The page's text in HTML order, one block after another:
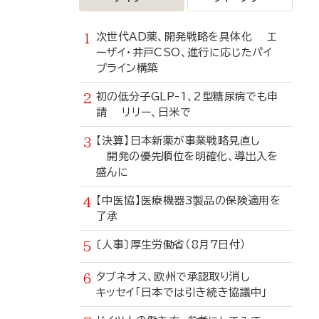
次世代AD薬、開発戦略を具体化 エ
ーザイ・井戸CSO、進行に応じたパイ
プライン構築
初の低分子GLP-1、2型糖尿病でも申
請 リリー、日米で
【決算】日本新薬が事業戦略見直し
開発の優先順位を明確化、導出入を
盛んに
【中医協】医療機器3製品の保険適用を
了承
〔人事〕厚生労働省（8月7日付）
タブネオス、欧州で承認取り消し
キッセイ「日本では引き続き協議中」